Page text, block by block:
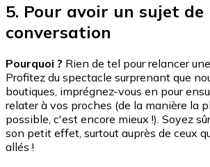
5. Pour avoir un sujet de
conversation
Pourquoi ? Rien de tel pour relancer
Profitez du spectacle surprenant que
boutiques, imprégnez-vous en pour
relater à vos proches (de la manière la
possible, c'est encore mieux !). Soyez
son petit effet, surtout auprès de ceux
allés !